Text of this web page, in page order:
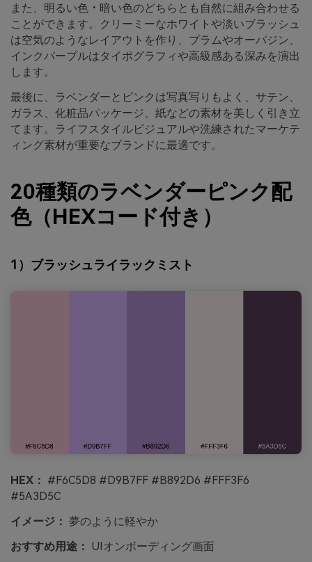
また、明るい色・暗い色のどちらとも自然に組み合わせる
ことができます。クリーミーなホワイトや淡いブラッシュ
は空気のようなレイアウトを作り、プラムやオーバジン、
インクパープルはタイポグラフィや高級感ある深みを演出
します。
最後に、ラベンダーとピンクは写真写りもよく、サテン、
ガラス、化粧品パッケージ、紙などの素材を美しく引き立
てます。ライフスタイルビジュアルや洗練されたマーケテ
ィング素材が重要なブランドに最適です。
20種類のラベンダーピンク配
色（HEXコード付き）
1）ブラッシュライラックミスト
HEX： #F6C5D8 #D9B7FF #B892D6 #FFF3F6
#5A3D5C
イメージ： 夢のように軽やか
おすすめ用途： UIオンボーディング画面